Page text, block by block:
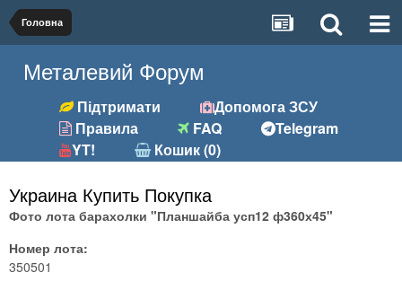
Головна
Металевий Форум
Підтримати
Допомога ЗСУ
Правила
FAQ
Telegram
YT!
Кошик (0)
Украина Купить Покупка
Фото лота барахолки "Планшайба усп12 ф360х45"
Номер лота:
350501